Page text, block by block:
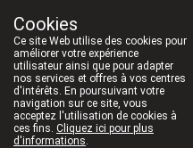
010/
Aujourd'hui A présent
Cookies
Ce site Web utilise des cookies pour
améliorer votre expérience
utilisateur ainsi que pour adapter
nos services et offres à vos centres
d'intérêts. En poursuivant votre
navigation sur ce site, vous
acceptez l'utilisation de cookies à
ces fins. Cliquez ici pour plus
d'informations.